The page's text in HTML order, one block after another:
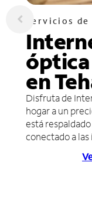
Servicios
en
Disfruta de
hogar a un
está
conectado a las